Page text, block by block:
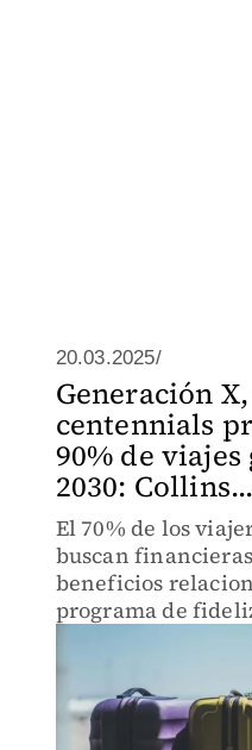
20.03.2025/
Generación
centennials
90% de
2030:
El 70% de los
buscan
beneficios
programa de